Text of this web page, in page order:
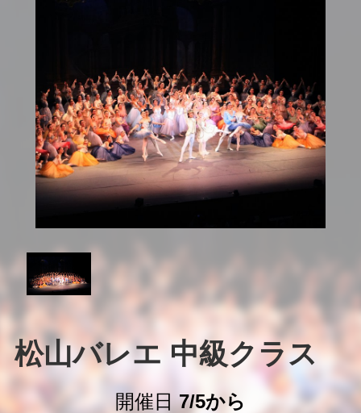
松山バレエ 中級クラス
開催日7/5から